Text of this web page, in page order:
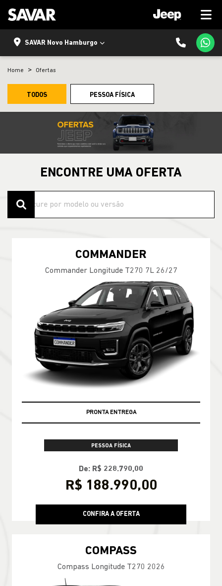
SAVAR Novo Hamburgo
Home Ofertas
TODOS PESSOA FÍSICA
ENCONTRE UMA OFERTA
COMMANDER
Commander Longitude T270 7L 26/27
PRONTA ENTREGA
PESSOA FÍSICA
De: R$ 228.790,00
R$ 188.990,00
CONFIRA A OFERTA
COMPASS
Compass Longitude T270 2026